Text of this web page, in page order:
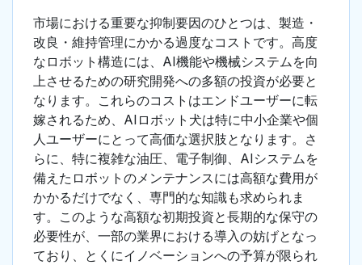
市場における重要な抑制要因のひとつは、製造・
改良・維持管理にかかる過度なコストです。高度
なロボット構造には、AI機能や機械システムを向
上させるための研究開発への多額の投資が必要と
なります。これらのコストはエンドユーザーに転
嫁されるため、AIロボット犬は特に中小企業や個
人ユーザーにとって高価な選択肢となります。さ
らに、特に複雑な油圧、電子制御、AIシステムを
備えたロボットのメンテナンスには高額な費用が
かかるだけでなく、専門的な知識も求められま
す。このような高額な初期投資と長期的な保守の
必要性が、一部の業界における導入の妨げとなっ
ており、とくにイノベーションへの予算が限られ